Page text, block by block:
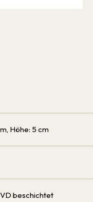
Höhe: 5 cm
beschichtet